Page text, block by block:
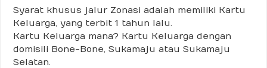
Syarat khusus jalur Zonasi adalah memiliki Kartu
Keluarga, yang terbit 1 tahun lalu.
Kartu Keluarga mana? Kartu Keluarga dengan
domisili Bone-Bone, Sukamaju atau Sukamaju
Selatan.